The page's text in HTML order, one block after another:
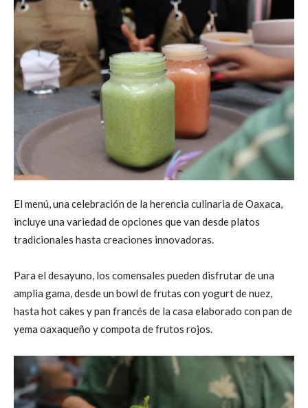
El menú, una celebración de la herencia culinaria de Oaxaca,
incluye una variedad de opciones que van desde platos
tradicionales hasta creaciones innovadoras.
Para el desayuno, los comensales pueden disfrutar de una
amplia gama, desde un bowl de frutas con yogurt de nuez,
hasta hot cakes y pan francés de la casa elaborado con pan de
yema oaxaqueño y compota de frutos rojos.